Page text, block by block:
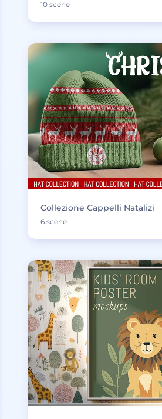
10 scene
Collezione Cappelli Natalizi
6 scene